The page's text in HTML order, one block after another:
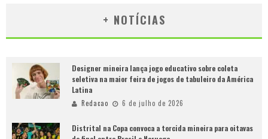
+ NOTÍCIAS
Designer mineira lança jogo educativo sobre coleta
seletiva na maior feira de jogos de tabuleiro da América
Latina
Redacao 6 de julho de 2026
Distrital na Copa convoca a torcida mineira para oitavas